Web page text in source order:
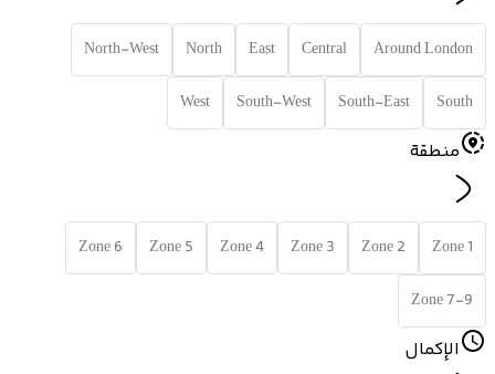
Around London
Central
East
North
North-West
South
South-East
South-West
West
منطقة
Zone 1
Zone 2
Zone 3
Zone 4
Zone 5
Zone 6
Zone 7-9
الإكمال